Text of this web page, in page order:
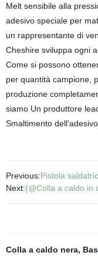
Melt sensibile alla
adesivo speciale per
un rappresentante di
Cheshire sviluppa ogni
Come si possono
per quantità campione,
produzione
siamo Un produttore
Smaltimento
Previous:Pistola
Next:{@Colla a caldo in
Colla a caldo nera,